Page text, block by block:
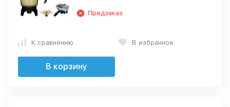
Предзаказ
К сравнению В избранное
В корзину